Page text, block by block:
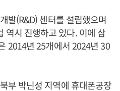
발(R&D) 센터를 설립했으며
역시 진행하고 있다. 이에 삼
2014년 25개에서 2024년 30
부 박닌성 지역에 휴대폰공장